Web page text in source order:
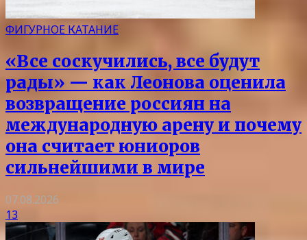
ФИГУРНОЕ КАТАНИЕ
«Все соскучились, все будут
рады» — как Леонова оценила
возвращение россиян на
международную арену и почему
она считает юниоров
сильнейшими в мире
07.08.2026
13